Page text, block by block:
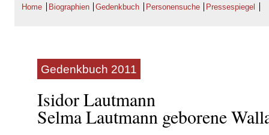
Home Biographien Gedenkbuch Personensuche Pressespiegel
Gedenkbuch 2011
Isidor Lautmann
Selma Lautmann geborene